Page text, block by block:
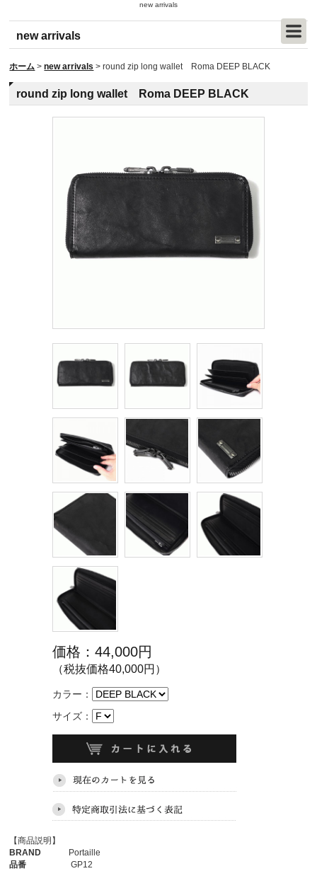
new arrivals
new arrivals
ホーム > new arrivals > round zip long wallet Roma DEEP BLACK
round zip long wallet Roma DEEP BLACK
価格：44,000円
（税抜価格40,000円）
カラー：
サイズ：
【商品説明】
BRAND Portaille
品番 GP12